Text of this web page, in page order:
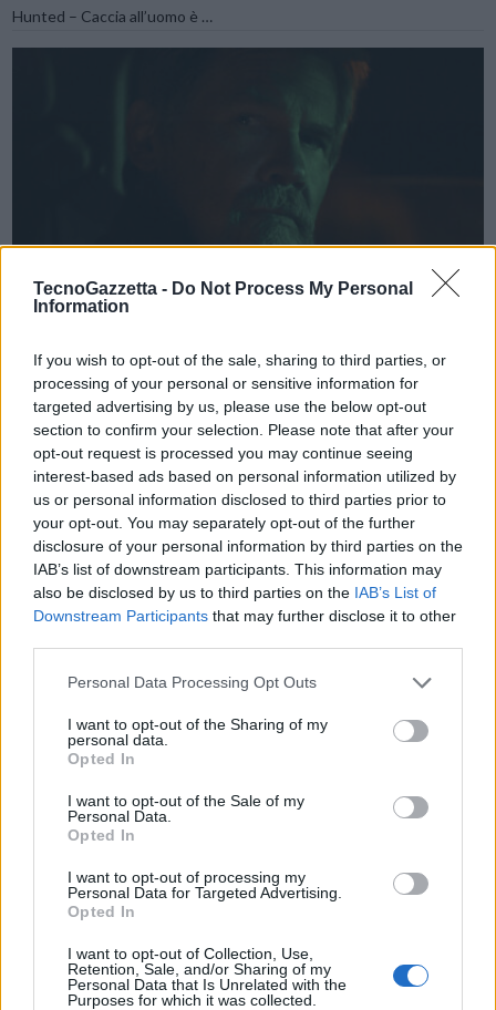
TecnoGazzetta - Do Not Process My Personal
Information
If you wish to opt-out of the sale, sharing to third parties, or
processing of your personal or sensitive information for
targeted advertising by us, please use the below opt-out
section to confirm your selection. Please note that after your
opt-out request is processed you may continue seeing
interest-based ads based on personal information utilized by
us or personal information disclosed to third parties prior to
your opt-out. You may separately opt-out of the further
disclosure of your personal information by third parties on the
IAB’s list of downstream participants. This information may
also be disclosed by us to third parties on the IAB’s List of
Downstream Participants that may further disclose it to other
Personal Data Processing Opt Outs
I want to opt-out of the Sharing of my
personal data.
Opted In
I want to opt-out of the Sale of my
Personal Data.
Opted In
I want to opt-out of processing my
Personal Data for Targeted Advertising.
Opted In
I want to opt-out of Collection, Use,
Retention, Sale, and/or Sharing of my
Personal Data that Is Unrelated with the
Purposes for which it was collected.
VIEW POST
Hunted – Caccia all’uomo è …
VIEW POST
Quando torna “Outer Range” con la seconda
stagione su Prime Video
Prime Video ha annunciato che l’attesa seconda stagione di Outer
Range, la serie drama in grado di attraversare i generi, debutterà su
Prime Video il 16 maggio, e svela le prime immagini ufficiali. Prime
Video, inoltre, è lieta di annunciare …
– Caccia all’uomo” S4
La quarta stagione della serie seguirà la fuga di Raoul Bova, Rocío